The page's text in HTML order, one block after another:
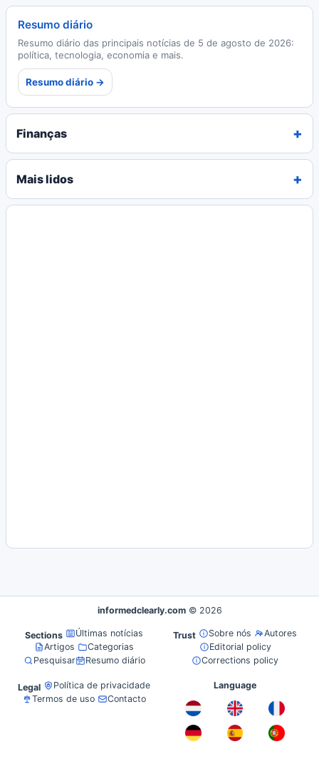
Resumo diário
Resumo diário das principais notícias de 5 de agosto de 2026:
política, tecnologia, economia e mais.
Resumo diário →
Finanças
Mais lidos
informedclearly.com © 2026
Sections
Últimas notícias
Artigos
Categorias
Pesquisar
Resumo diário
Trust Sobre nós
Autores
Editorial policy
Corrections policy
Legal
Política de privacidade
Termos de uso
Contacto
Language